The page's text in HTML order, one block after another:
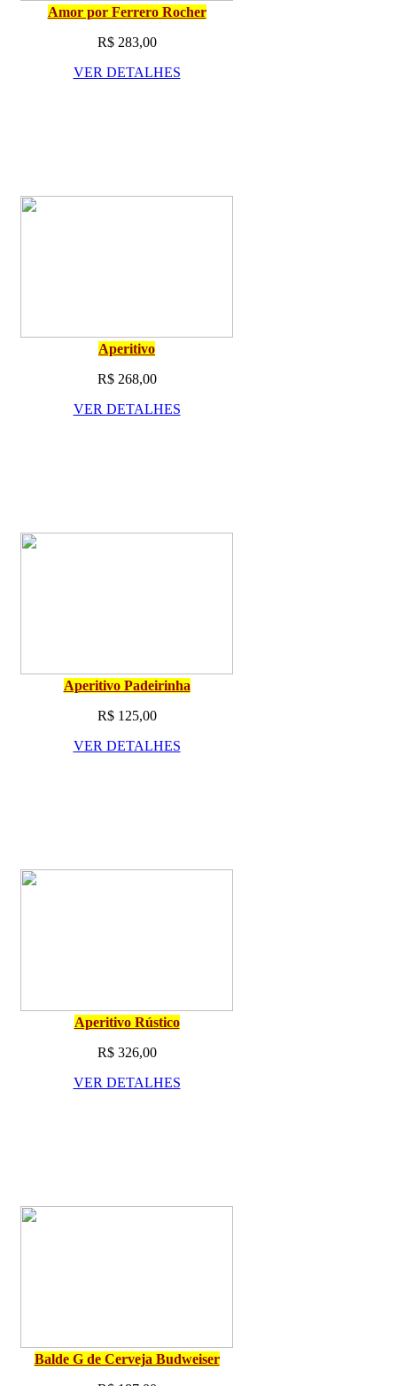
Amor por Ferrero Rocher
R$ 283,00
VER DETALHES
Aperitivo
R$ 268,00
VER DETALHES
Aperitivo Padeirinha
R$ 125,00
VER DETALHES
Aperitivo Rústico
R$ 326,00
VER DETALHES
Balde G de Cerveja Budweiser